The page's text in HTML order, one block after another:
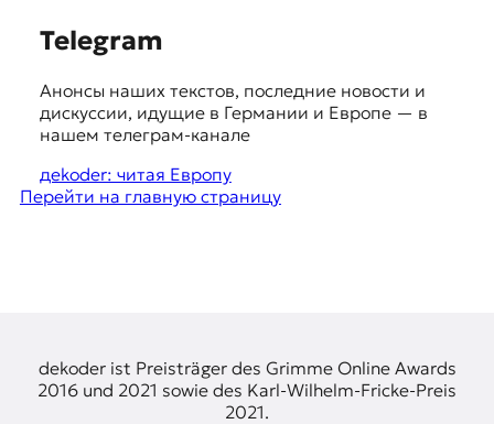
s
Telegram
Анонсы наших текстов, последние новости и
дискуссии, идущие в Германии и Европе — в
нашем телеграм-канале
дekoder: читая Европу
Перейти на главную страницу
dekoder ist Preisträger des Grimme Online Awards
2016 und 2021 sowie des Karl-Wilhelm-Fricke-Preis
2021.